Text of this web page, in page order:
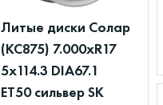
Литые диски Солар
(КС875) 7.000xR17
5x114.3 DIA67.1
ET50 сильвер SK